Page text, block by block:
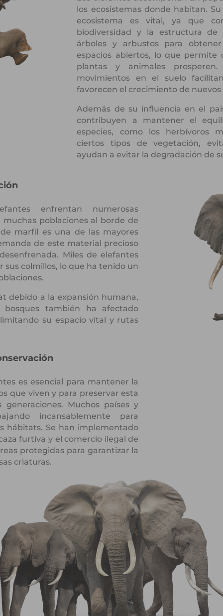
los ecosistemas donde habitan.
ecosistema es vital, ya que
biodiversidad y la estructura de
árboles y arbustos para
espacios abiertos, lo que permite
plantas y animales
movimientos en el suelo
favorecen el crecimiento de
Además de su influencia en el
contribuyen a mantener el
especies, como los herbívoros
ciertos tipos de vegetación,
ayudan a evitar la degradación de
enfrentan numerosas
poblaciones al borde de
marfil es una de las mayores
de este material precioso
Miles de elefantes
sus colmillos, lo que ha tenido un
debido a la expansión humana,
también ha afectado
su espacio vital y rutas
es esencial para mantener la
que viven y para preservar esta
Muchos países y
incansablemente para
hábitats. Se han implementado
furtiva y el comercio ilegal de
protegidas para garantizar la
criaturas.